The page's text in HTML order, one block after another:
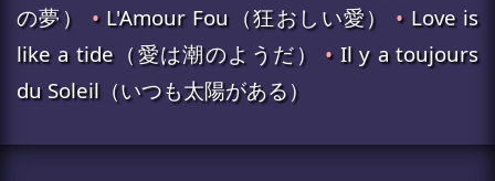
の夢） •L'Amour Fou（狂おしい愛） •Love is
like a tide（愛は潮のようだ） •Il y a toujours
du Soleil（いつも太陽がある）